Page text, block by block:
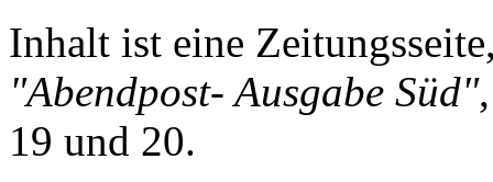
Inhalt ist eine
"Abendpost- Ausgabe Süd"
19 und 20.